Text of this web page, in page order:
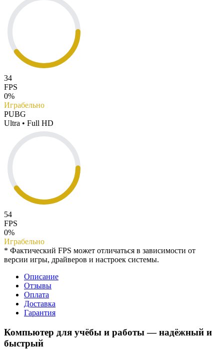
34
FPS
0%
Играбельно
PUBG
Ultra • Full HD
54
FPS
0%
Играбельно
* Фактический FPS может отличаться в зависимости от
версии игры, драйверов и настроек системы.
Описание
Отзывы
Оплата
Доставка
Гарантия
Компьютер для учёбы и работы — надёжный и
быстрый